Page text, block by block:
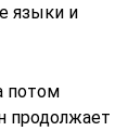
языки и
потом
продолжает